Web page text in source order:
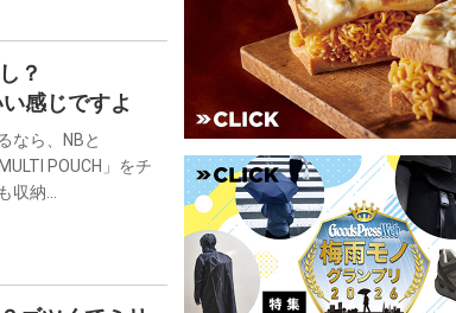
？
感じですよ
なら、NBと
POUCH」をチ
収納…